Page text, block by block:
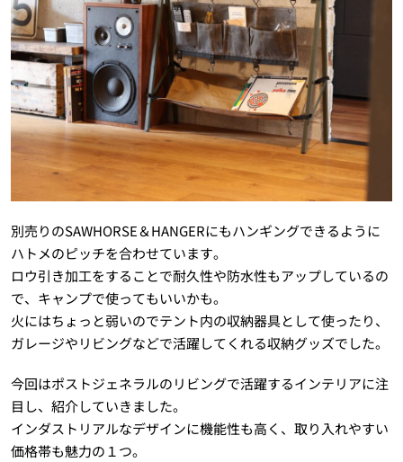
別売りのSAWHORSE＆HANGERにもハンギングできるように
ハトメのピッチを合わせています。
ロウ引き加工をすることで耐久性や防水性もアップしているの
で、キャンプで使ってもいいかも。
火にはちょっと弱いのでテント内の収納器具として使ったり、
ガレージやリビングなどで活躍してくれる収納グッズでした。
今回はポストジェネラルのリビングで活躍するインテリアに注
目し、紹介していきました。
インダストリアルなデザインに機能性も高く、取り入れやすい
価格帯も魅力の１つ。